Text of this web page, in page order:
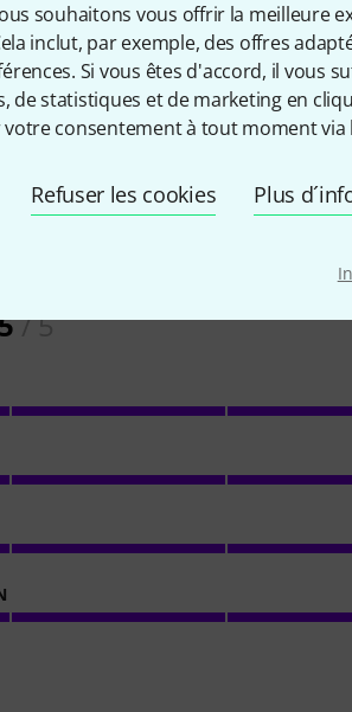
souhaitons vous offrir la meilleure
inclut, par exemple, des offres
Si vous êtes d'accord, il vous
de statistiques et de marketing en
consentement à tout moment via
Refuser les cookies Plus
des
/ 5